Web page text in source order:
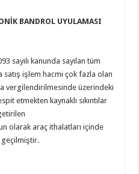
BANDROL UYULAMASI
sayılı kanunda sayılan tüm
işlem hacmi çok fazla olan
vergilendirilmesinde üzerindeki
etmekten kaynaklı sıkıntılar
olarak araç ithalatları içinde
geçilmiştir.